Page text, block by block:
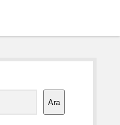
Ara